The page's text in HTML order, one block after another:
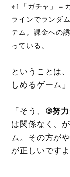
※1「ガチャ」＝
ラインでランダ
テム。課金への
っている。
ということは
しめるゲーム
「そう、 ③努
は関係なく、
ム。その方が
が正しいです